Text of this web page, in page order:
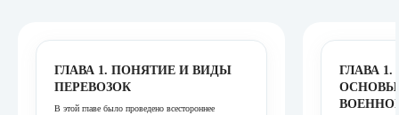
ГЛАВА 1. ПОНЯТИЕ И ВИДЫ
ПЕРЕВОЗОК
В этой главе было проведено всестороннее
ГЛАВА
ОСНОВЫ